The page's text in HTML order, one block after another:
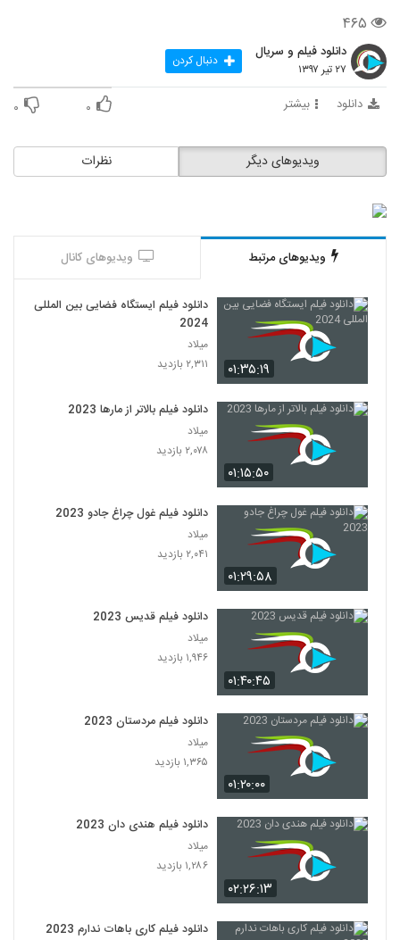
۴۶۵
دانلود فیلم و سریال
۲۷ تیر ۱۳۹۷ دنبال کردن
دانلود بیشتر ۰ ۰
نظرات ویدیوهای دیگر
ویدیوهای مرتبط ویدیوهای کانال
۰۱:۳۵:۱۹
دانلود فیلم ایستگاه فضایی بین المللی
2024
میلاد
۲,۳۱۱ بازدید
۰۱:۱۵:۵۰
دانلود فیلم بالاتر از مارها 2023
میلاد
۲,۰۷۸ بازدید
۰۱:۲۹:۵۸
دانلود فیلم غول چراغ جادو 2023
میلاد
۲,۰۴۱ بازدید
۰۱:۴۰:۴۵
دانلود فیلم قدیس 2023
میلاد
۱,۹۴۶ بازدید
۰۱:۲۰:۰۰
دانلود فیلم مردستان 2023
میلاد
۱,۳۶۵ بازدید
۰۲:۲۶:۱۳
دانلود فیلم هندی دان 2023
میلاد
۱,۲۸۶ بازدید
دانلود فیلم کاری باهات ندارم 2023